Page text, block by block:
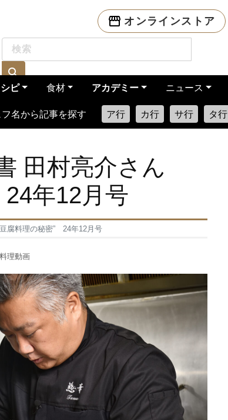
オンラインストア
ピ 食材 アカデミー ニュース
フ名から記事を探す ア行 カ行 サ行 タ行
田村亮介さん
年12月号
腐料理の秘密” 24年12月号
料理動画